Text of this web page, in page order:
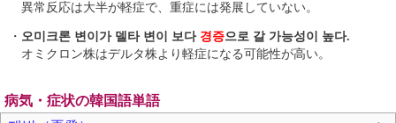
異常反応は大半が軽症で、重症には発展していない。
・ 오미크론 변이가 델타 변이 보다 경증으로 갈 가능성이 높다.
オミクロン株はデルタ株より軽症になる可能性が高い。
病気・症状の韓国語単語